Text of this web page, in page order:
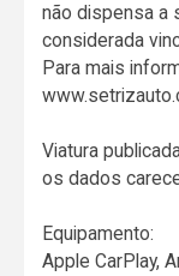
não dispensa a
considerada
Para mais
Viatura
os dados
Equipamento:
Apple CarPlay,